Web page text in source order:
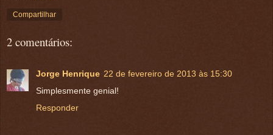
Compartilhar
2 comentários:
Jorge Henrique 22 de fevereiro de 2013 às 15:30
Simplesmente genial!
Responder